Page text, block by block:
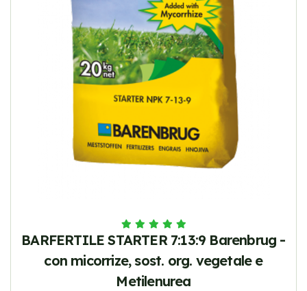
BARFERTILE STARTER 7:13:9 Barenbrug -
con micorrize, sost. org. vegetale e
Metilenurea